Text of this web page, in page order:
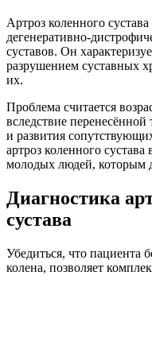
Артроз коленного
дегенеративно-
суставов. Он
разрушением суставных
их.
Проблема считается
вследствие
и развития
артроз коленного
молодых людей, которым
Диагностика
сустава
Убедиться, что пациента
колена, позволяет